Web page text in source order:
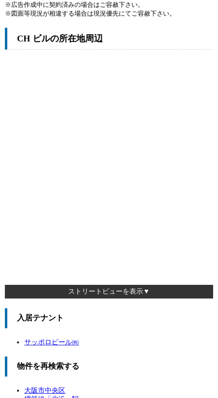
※広告作成中に契約済みの場合はご容赦下さい。
※図面等現況が相違する場合は現況優先にてご容赦下さい。
CH ビルの所在地周辺
ストリートビューを表示▼
入居テナント
サッポロビール㈱
物件を再検索する
大阪市中央区